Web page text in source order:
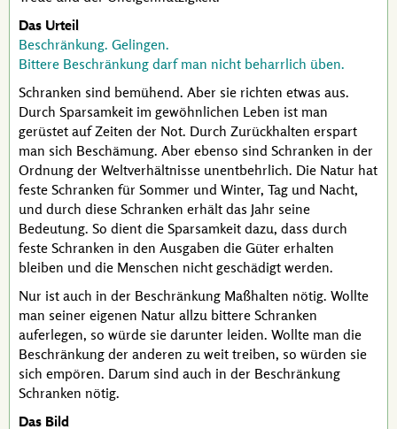
Das Urteil
Beschränkung. Gelingen.
Bittere Beschränkung darf man nicht beharrlich üben.
Schranken sind bemühend. Aber sie richten etwas aus.
Durch Sparsamkeit im gewöhnlichen Leben ist man
gerüstet auf Zeiten der Not. Durch Zurückhalten erspart
man sich Beschämung. Aber ebenso sind Schranken in der
Ordnung der Weltverhältnisse unentbehrlich. Die Natur hat
feste Schranken für Sommer und Winter, Tag und Nacht,
und durch diese Schranken erhält das Jahr seine
Bedeutung. So dient die Sparsamkeit dazu, dass durch
feste Schranken in den Ausgaben die Güter erhalten
bleiben und die Menschen nicht geschädigt werden.
Nur ist auch in der Beschränkung Maßhalten nötig. Wollte
man seiner eigenen Natur allzu bittere Schranken
auferlegen, so würde sie darunter leiden. Wollte man die
Beschränkung der anderen zu weit treiben, so würden sie
sich empören. Darum sind auch in der Beschränkung
Schranken nötig.
Das Bild